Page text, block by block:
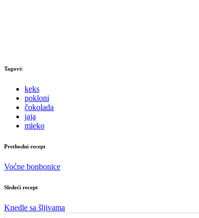
Tagovi:
keks
pokloni
čokolada
jaja
mleko
Prethodni recept
Voćne bonbonice
Sledeći recept
Knedle sa šljivama